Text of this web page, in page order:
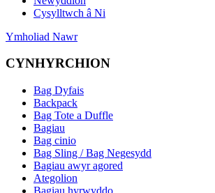
Cysylltwch â Ni
Ymholiad Nawr
CYNHYRCHION
Bag Dyfais
Backpack
Bag Tote a Duffle
Bagiau
Bag cinio
Bag Sling / Bag Negesydd
Bagiau awyr agored
Ategolion
Bagiau hyrwyddo